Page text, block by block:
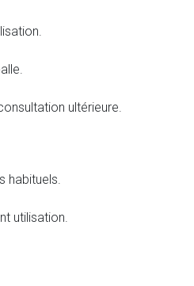
ultérieure.
habituels.
utilisation.